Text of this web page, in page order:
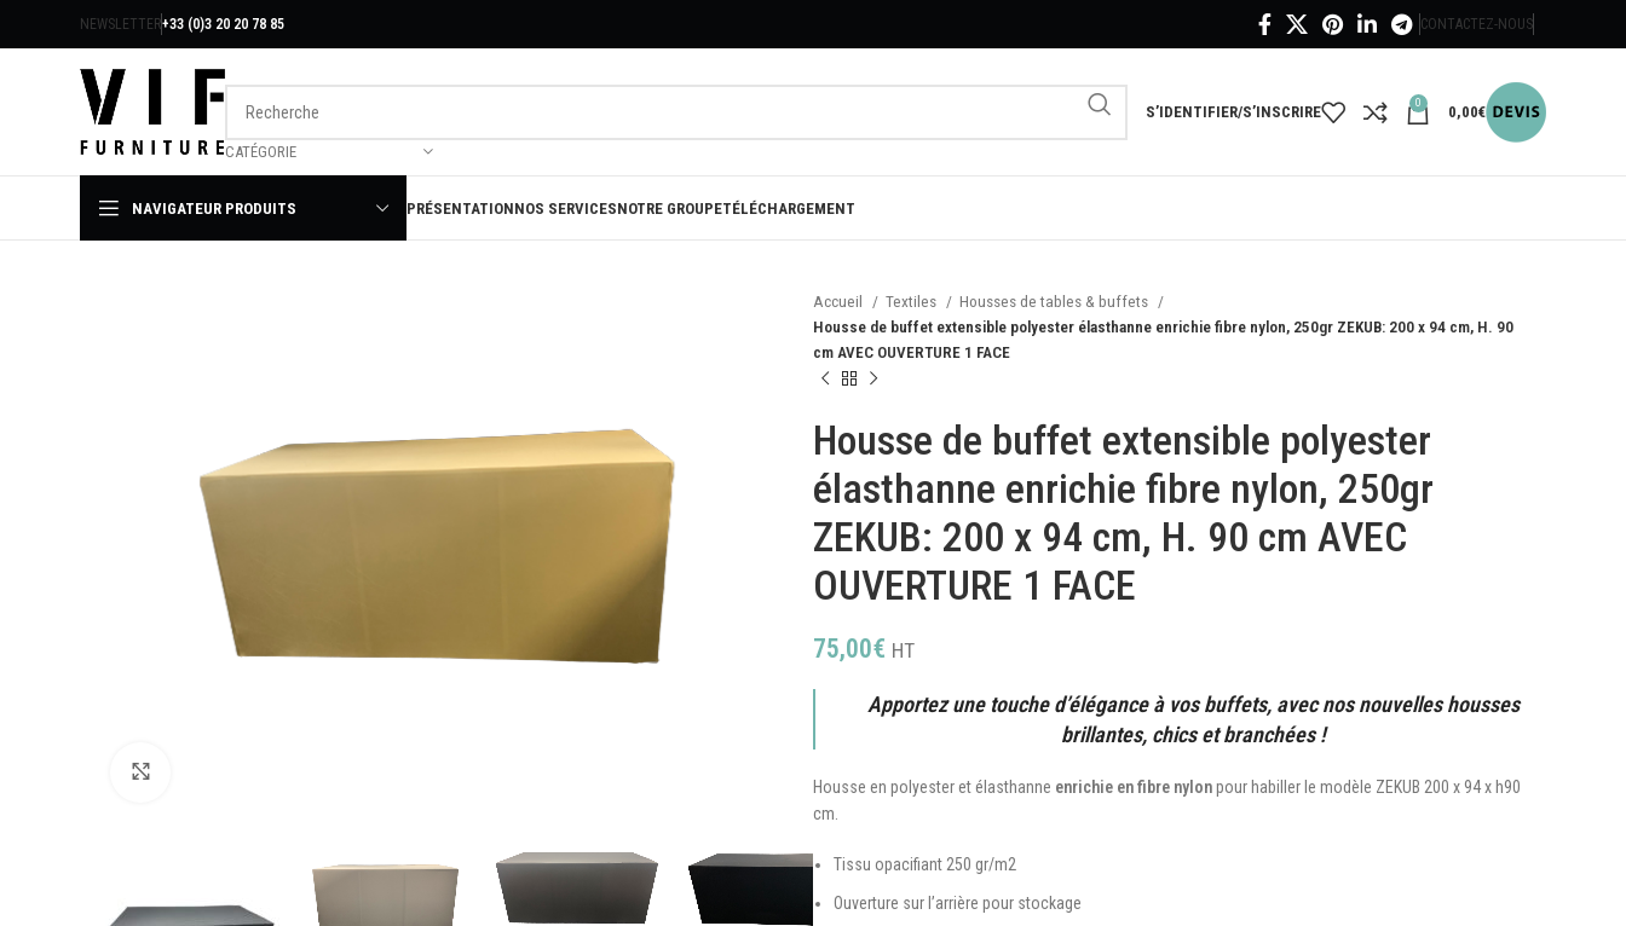
NEWSLETTER+33 (0)3 20 20 78 85 CONTACTEZ-NOUS
CATÉGORIE
S’IDENTIFIER/S’INSCRIRE
0
0,00€
NAVIGATEUR PRODUITS PRÉSENTATIONNOS SERVICESNOTRE GROUPETÉLÉCHARGEMENT
Accueil Textiles
Housses de tables & buffets
Housse de buffet extensible polyester élasthanne enrichie fibre nylon, 250gr ZEKUB: 200 x 94 cm, H. 90
cm AVEC OUVERTURE 1 FACE
Housse de buffet extensible polyester
élasthanne enrichie fibre nylon, 250gr
ZEKUB: 200 x 94 cm, H. 90 cm AVEC
OUVERTURE 1 FACE
75,00€ HT
Apportez une touche d’élégance à vos buffets, avec nos nouvelles housses
brillantes, chics et branchées !
Housse en polyester et élasthanne enrichie en fibre nylonpour habiller le modèle ZEKUB 200 x 94 x h90
cm.
Tissu opacifiant 250 gr/m2
Ouverture sur l’arrière pour stockage